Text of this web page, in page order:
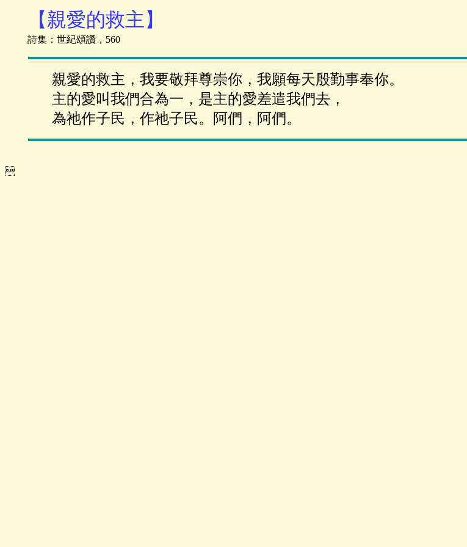
【親愛的救主】
詩集：世紀頌讚，560
親愛的救主，我要敬拜尊崇你，我願每天殷勤事奉你。
主的愛叫我們合為一，是主的愛差遣我們去，
為祂作子民，作祂子民。阿們，阿們。
